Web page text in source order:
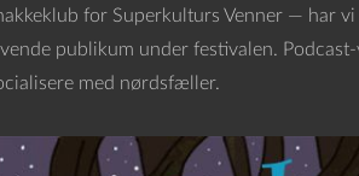
for Superkulturs Venner — har
publikum under festivalen.
med nørdsfæller.